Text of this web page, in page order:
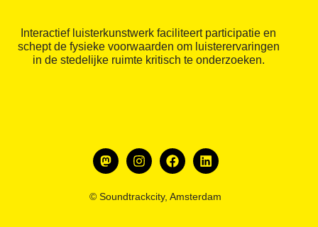
Interactief luisterkunstwerk faciliteert participatie en
schept de fysieke voorwaarden om luisterervaringen
in de stedelijke ruimte kritisch te onderzoeken.
© Soundtrackcity, Amsterdam